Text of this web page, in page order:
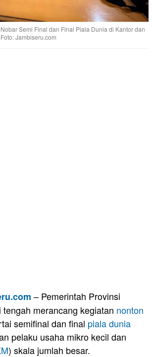
Semi Final dan Final Piala Dunia di Kantor dan
Jambiseru.com
– Pemerintah Provinsi
tengah merancang kegiatan nonton
semifinal dan final piala dunia
pelaku usaha mikro kecil dan
) skala jumlah besar.